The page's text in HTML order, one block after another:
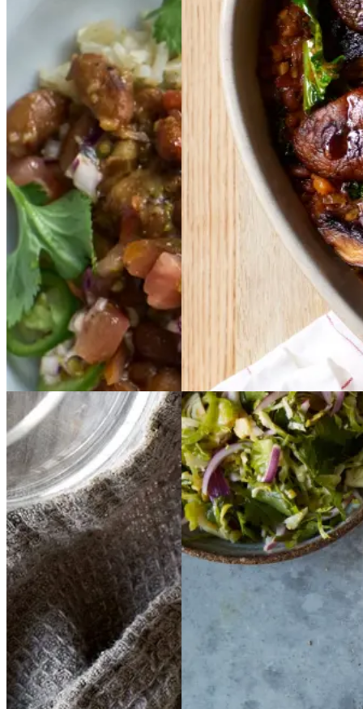
BØ
NNEGRYDE
MED
PICOPICO DEDE
GALLO-
SALSA
GALLO-
SALSA
Gem opskrift
Aftensmad
Vegetarisk
Vegansk
PORTOBELLOGR
PORTOBELL
OGRYDE
MED MED
MISO MISO OGOG
GRØNKÅL GRØNK
ÅL
Vintermad
Vegetarisk
Efterårsmad
BagteBagte
pastinakkerpastinak
ker med
med
grønkålssalsa,grønk
ålssalsa,
valnødder,
valnødder,
pærepære ogog
bønne-
pastinakmosbønne-
StegteStegte
hvedetortillashvedet
ortillas medmed
grov
bønnemos,
bønnemos
rosenkål
rosenkål
og
Vesterhavsost
Vester
havsost